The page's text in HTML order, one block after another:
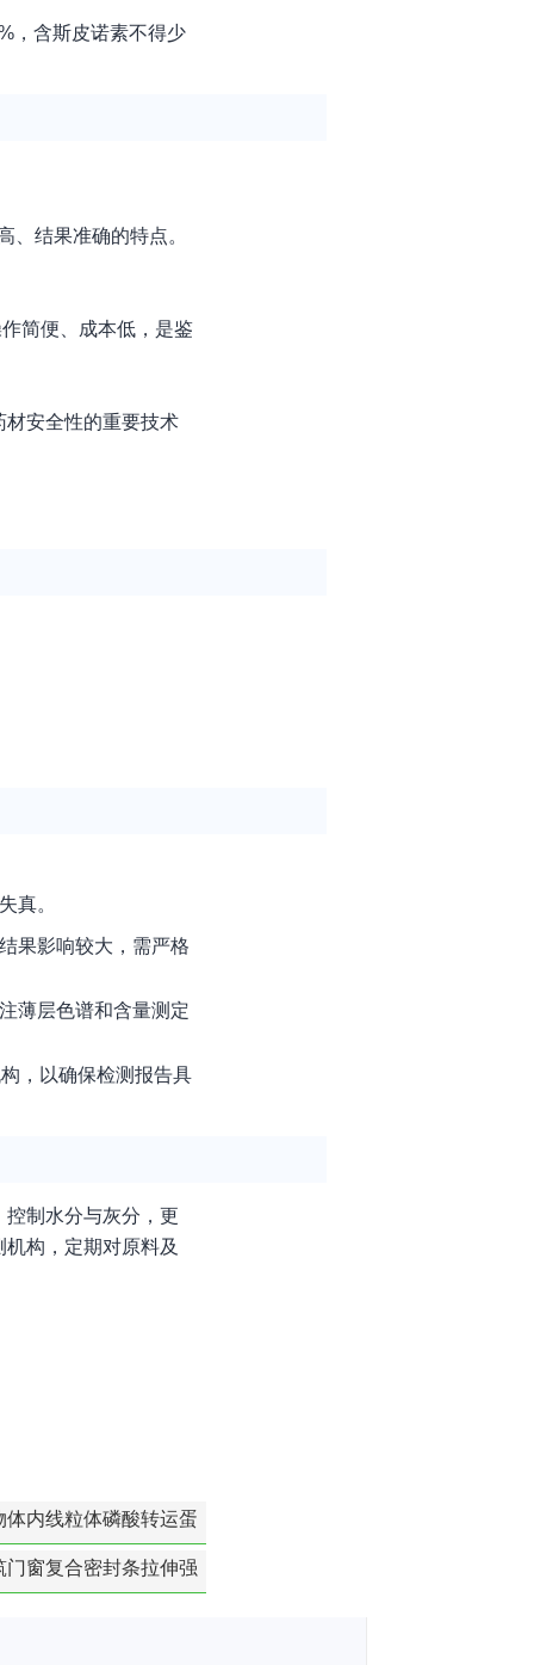
，含斯皮诺素不得少
结果准确的特点。
简便、成本低，是鉴
材安全性的重要技术
真。
果影响较大，需严格
薄层色谱和含量测定
，以确保检测报告具
控制水分与灰分，更
构，定期对原料及
体内线粒体磷酸转运蛋
白活性检测
门窗复合密封条拉伸强